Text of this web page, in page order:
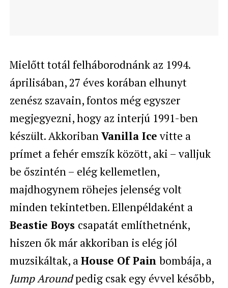
Mielőtt totál felháborodnánk az 1994.
áprilisában, 27 éves korában elhunyt
zenész szavain, fontos még egyszer
megjegyezni, hogy az interjú 1991-ben
készült. AkkoribanVanilla Icevitte a
prímet a fehér emszík között, aki – valljuk
be őszintén – elég kellemetlen,
majdhogynem röhejes jelenség volt
minden tekintetben. Ellenpéldaként a
Beastie Boys csapatát említhetnénk,
hiszen ők már akkoriban is elég jól
muzsikáltak, aHouse Of Pain bombája, a
Jump Aroundpedig csak egy évvel később,